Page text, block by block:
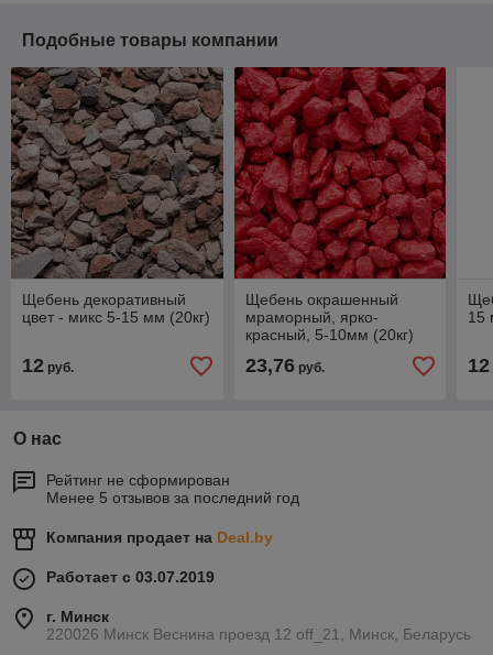
Подобные товары компании
Щебень декоративный
цвет - микс 5-15 мм (20кг)
12 руб.
Щебень окрашенный
мраморный, ярко-
красный, 5-10мм (20кг)
23,76руб.
15
12
О нас
Рейтинг не сформирован
Менее 5 отзывов за последний год
Компания продает на Deal.by
Работает с 03.07.2019
г. Минск
220026 Минск Веснина проезд 12 off_21, Минск, Беларусь